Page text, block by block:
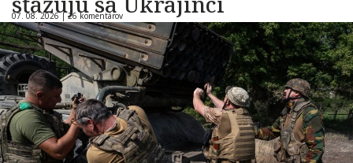
07. 08. 2026 |26 komentárov